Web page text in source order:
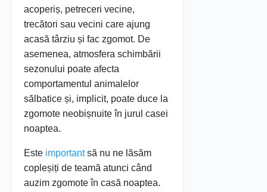
acoperiș, petreceri vecine,
trecători sau vecini care ajung
acasă târziu și fac zgomot. De
asemenea, atmosfera schimbării
sezonului poate afecta
comportamentul animalelor
sălbatice și, implicit, poate duce la
zgomote neobișnuite în jurul casei
noaptea.
Este importantsă nu ne lăsăm
copleșiți de teamă atunci când
auzim zgomote în casă noaptea.